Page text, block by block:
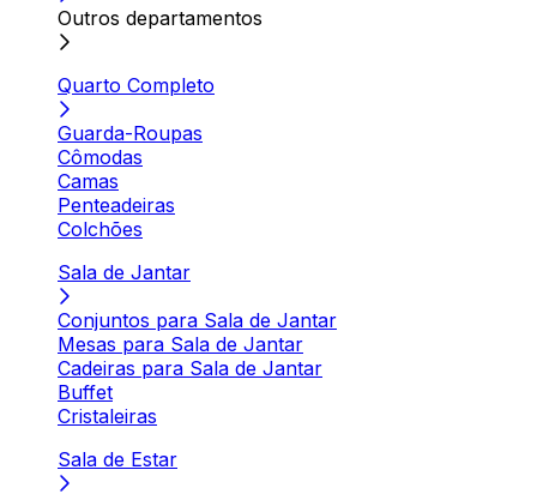
Outros departamentos
Quarto Completo
Guarda-Roupas
Cômodas
Camas
Penteadeiras
Colchões
Sala de Jantar
Conjuntos para Sala de Jantar
Mesas para Sala de Jantar
Cadeiras para Sala de Jantar
Buffet
Cristaleiras
Sala de Estar